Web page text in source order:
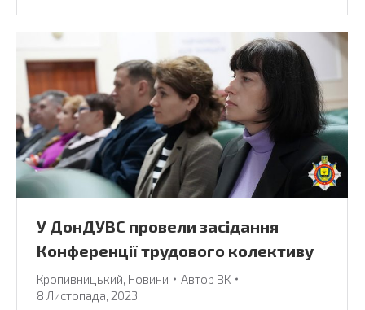
У ДонДУВС провели засідання
Конференції трудового колективу
Кропивницький Новини Автор ВК
8 Листопада, 2023